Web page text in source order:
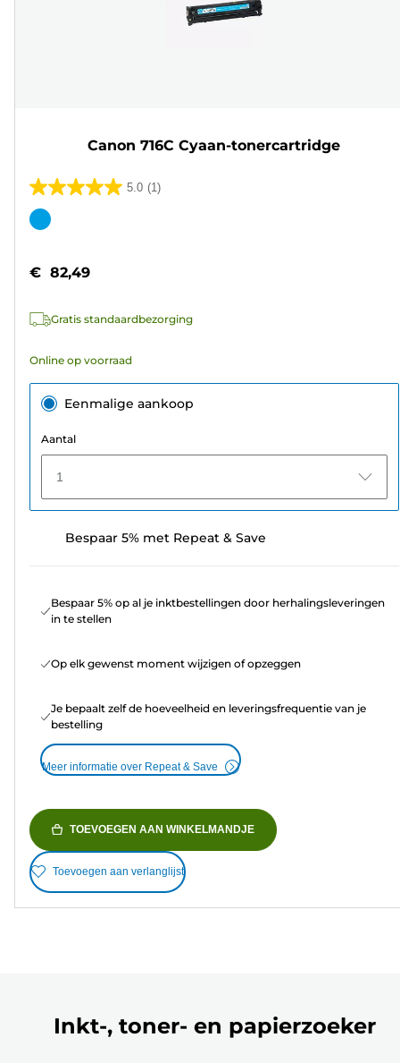
Canon 716C Cyaan-tonercartridge
5.0 (1)
5.0
van
sterren.
beoordeling
Kleurencartridge
€ 82,49
Gratis standaardbezorging
Online op voorraad
Eenmalige aankoop
Aantal
1
Bespaar 5% met Repeat & Save
Bespaar 5% op al je inktbestellingen door herhalingsleveringen
in te stellen
Op elk gewenst moment wijzigen of opzeggen
Je bepaalt zelf de hoeveelheid en leveringsfrequentie van je
bestelling
Meer informatie over Repeat & Save
TOEVOEGEN AAN WINKELMANDJE
Toevoegen aan verlanglijst
Inkt-, toner- en papierzoeker